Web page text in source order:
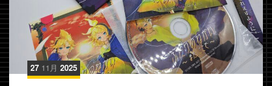
27 11月 2025